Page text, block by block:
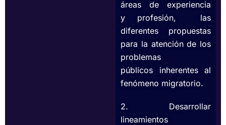
áreas de experiencia
y profesión, las
diferentes propuestas
para la atención de los
problemas
públicos inherentes al
fenómeno migratorio.
2. Desarrollar
lineamientos